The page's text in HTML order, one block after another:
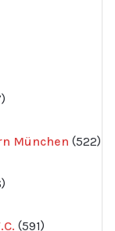
produkter
München 522
produkter
591